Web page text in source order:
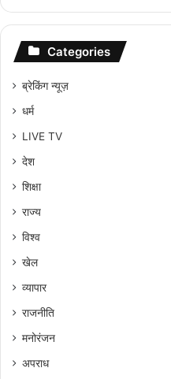
Categories
ब्रेकिंग न्यूज़
धर्म
LIVE TV
देश
शिक्षा
राज्य
विश्व
खेल
व्यापार
राजनीति
मनोरंजन
अपराध